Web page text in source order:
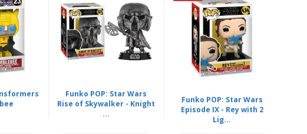
Funko POP: Star Wars
Rise of Skywalker - Knight
...
Funko POP: Star Wars
Episode IX - Rey with 2
Lig...